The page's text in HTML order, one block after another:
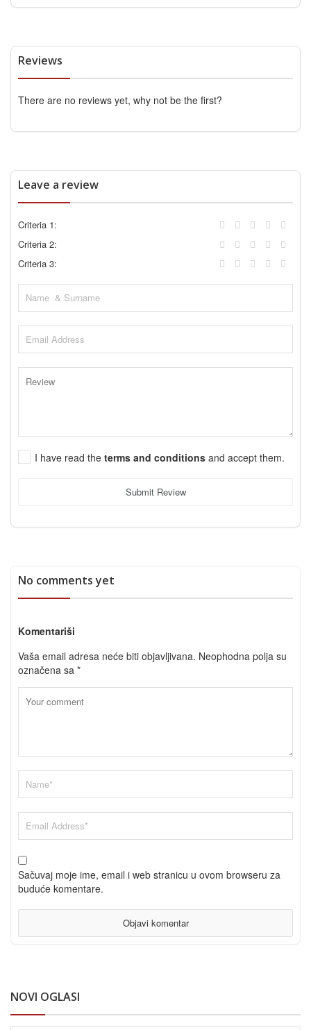
Reviews
There are no reviews yet, why not be the first?
Leave a review
Criteria 1:
Criteria 2:
Criteria 3:
I have read the terms and conditions and accept them.
Submit Review
No comments yet
Komentariši
Vaša email adresa neće biti objavljivana. Neophodna polja su
označena sa *
Sačuvaj moje ime, email i web stranicu u ovom browseru za
buduće komentare.
NOVI OGLASI